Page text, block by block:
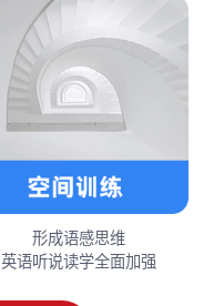
形成语感思维
英语听说读学全面加强